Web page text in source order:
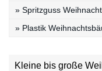
» Spritzguss
» Plastik
Kleine bis große